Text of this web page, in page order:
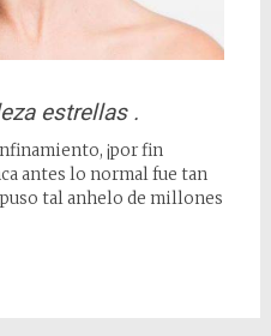
estrellas .
¡por fin
antes lo normal fue tan
tal anhelo de millones